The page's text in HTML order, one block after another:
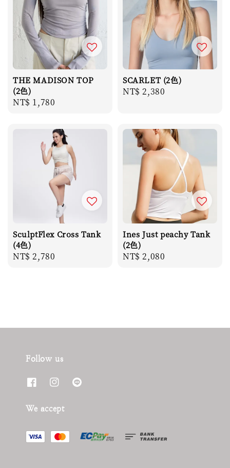
THE MADISON TOP
(2色)
Regular
NT$ 1,780
SCARLET (2色)
Regular
NT$ 2,380
SculptFlex Cross Tank
(4色)
Regular
NT$ 2,780
Ines Just peachy Tank
(2色)
Regular
NT$ 2,080
Follow us
We accept